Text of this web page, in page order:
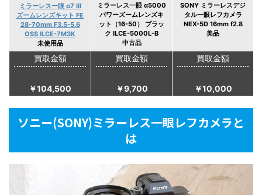
ミラーレス一眼 α7 III
ズームレンズキット FE
28-70mm F3.5-5.6
OSS ILCE-7M3K
未使用品
ミラーレス一眼 α5000
パワーズームレンズキ
ット（16-50） ブラッ
ク ILCE-5000L-B
中古品
SONY ミラーレスデジ
タル一眼レフカメラ
NEX-5D 16mm f2.8
美品
買取金額
￥104,500
買取金額
￥9,700
買取金額
￥10,000
ソニー(SONY)ミラーレス一眼レフカメラと
は